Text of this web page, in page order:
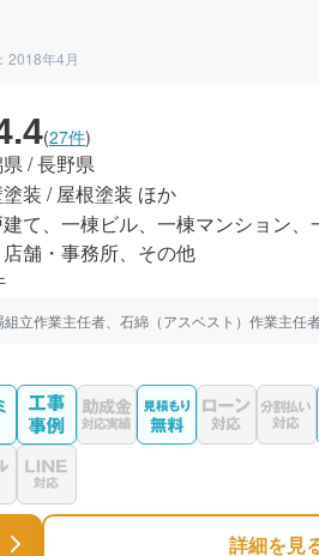
2018年4月
(27件)
/ 長野県
装 / 屋根塗装 ほか
て、一棟ビル、一棟マンション
舗・事務所、その他
立作業主任者、石綿（アスベスト）作業主任
詳細を見